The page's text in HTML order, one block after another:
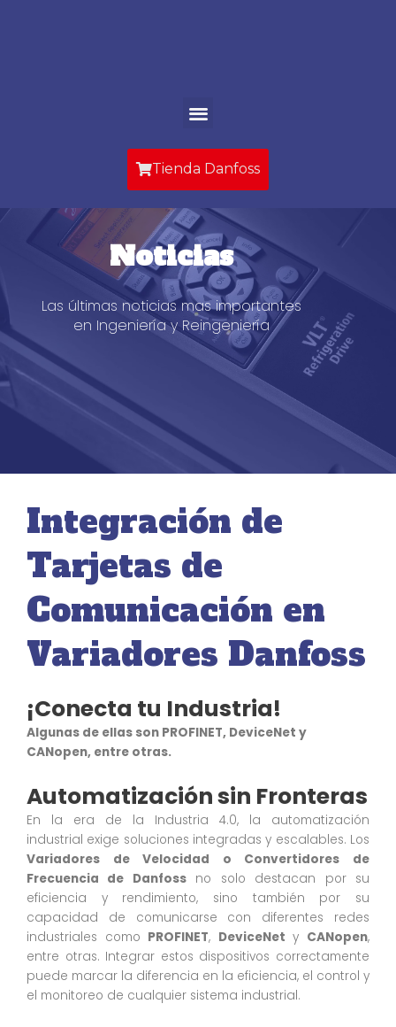
Menu
Tienda Danfoss
Noticias
Las últimas noticias mas importantes
en Ingeniería y Reingeniería
Integración de
Tarjetas de
Comunicación en
Variadores Danfoss
¡Conecta tu Industria!
Algunas de ellas son PROFINET, DeviceNet y
CANopen, entre otras.
Automatización sin Fronteras
En la era de la Industria 4.0, la automatización
industrial exige soluciones integradas y escalables. Los
Variadores de Velocidad o Convertidores de
Frecuencia de Danfossno solo destacan por su
eficiencia y rendimiento, sino también por su
capacidad de comunicarse con diferentes redes
industriales como PROFINET, DeviceNet y CANopen,
entre otras. Integrar estos dispositivos correctamente
puede marcar la diferencia en la eficiencia, el control y
el monitoreo de cualquier sistema industrial.